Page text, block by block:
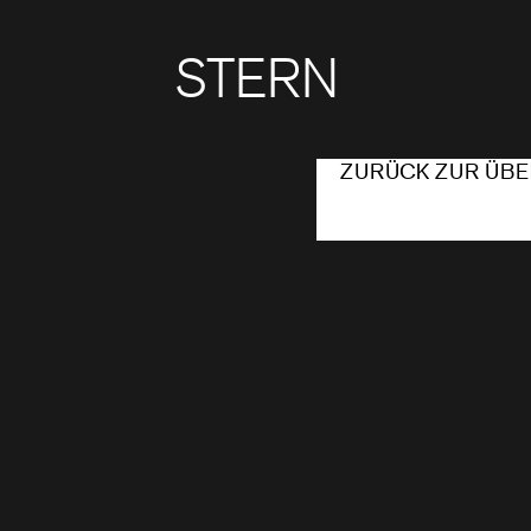
STERN
ZURÜCK ZUR